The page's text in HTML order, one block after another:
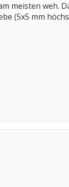
meisten weh.
(5x5 mm